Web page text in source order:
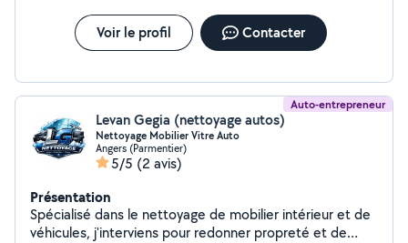
Voir le profil Contacter
Auto-entrepreneur
Levan Gegia (nettoyage autos)
Nettoyage Mobilier Vitre Auto
Angers (Parmentier)
5/5 (2 avis)
Présentation
Spécialisé dans le nettoyage de mobilier intérieur et de
véhicules, j'interviens pour redonner propreté et de